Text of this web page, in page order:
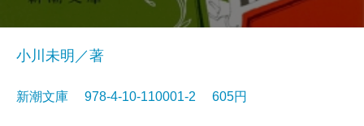
小川未明／著
新潮文庫 978-4-10-110001-2 605円